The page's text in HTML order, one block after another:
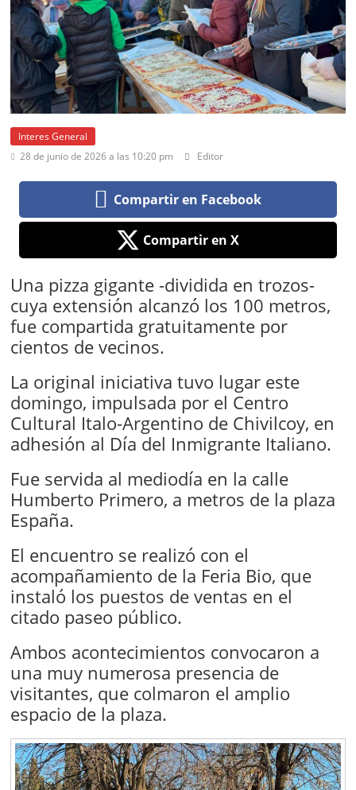
Interes General
28 de junio de 2026 a las 10:20 pm
Editor
Compartir en Facebook
Compartir en X
Una pizza gigante -dividida en trozos-
cuya extensión alcanzó los 100 metros,
fue compartida gratuitamente por
cientos de vecinos.
La original iniciativa tuvo lugar este
domingo, impulsada por el Centro
Cultural Italo-Argentino de Chivilcoy, en
adhesión al Día del Inmigrante Italiano.
Fue servida al mediodía en la calle
Humberto Primero, a metros de la plaza
España.
El encuentro se realizó con el
acompañamiento de la Feria Bio, que
instaló los puestos de ventas en el
citado paseo público.
Ambos acontecimientos convocaron a
una muy numerosa presencia de
visitantes, que colmaron el amplio
espacio de la plaza.